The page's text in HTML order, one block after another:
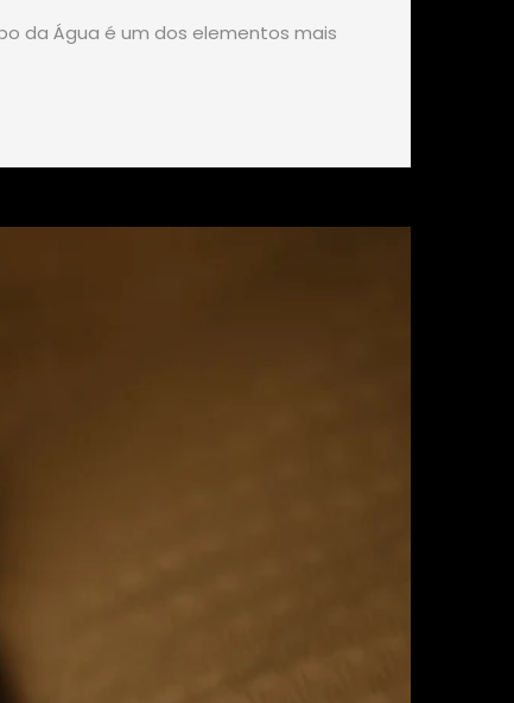
da Água é um dos elementos mais